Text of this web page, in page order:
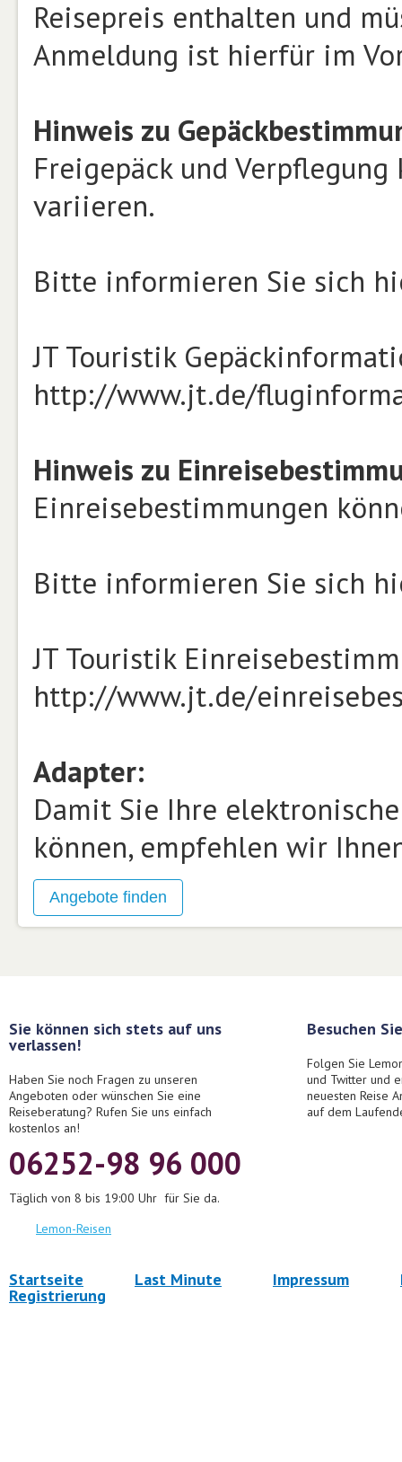
Reisepreis enthalten und
Anmeldung ist hierfür im
Hinweis zu
Freigepäck und
variieren.
Bitte informieren Sie sich
JT Touristik
http://www.jt.de/
Hinweis zu
Einreisebestimmungen
Bitte informieren Sie sich
JT Touristik
http://www.jt.de/
Adapter:
Damit Sie Ihre
können, empfehlen wir
Sie können sich stets auf uns
verlassen!
Haben Sie noch Fragen zu unseren
Angeboten oder wünschen Sie eine
Reiseberatung? Rufen Sie uns einfach
kostenlos an!
06252-98 96 000
Täglich von 8 bis 19:00 Uhr für Sie da.
Lemon-Reisen
Besuchen
Folgen Sie
und Twitter und
neuesten Reise
auf dem
Startseite Last Minute Impressum
Registrierung